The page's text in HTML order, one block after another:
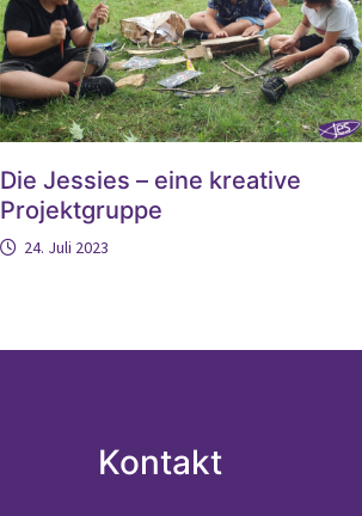
Die Jessies – eine kreative
Projektgruppe
24. Juli 2023
Kontakt